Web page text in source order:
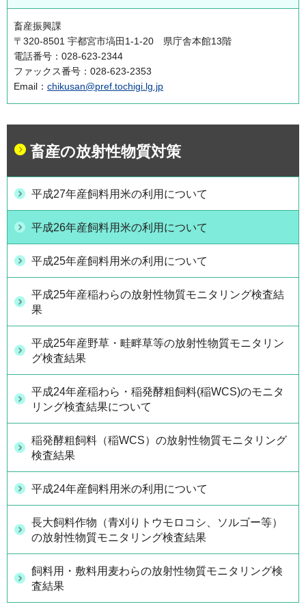
畜産振興課
〒320-8501 宇都宮市塙田1-1-20 県庁舎本館13階
電話番号：028-623-2344
ファックス番号：028-623-2353
Email： chikusan@pref.tochigi.lg.jp
畜産の放射性物質対策
平成27年産飼料用米の利用について
平成26年産飼料用米の利用について
平成25年産飼料用米の利用について
平成25年産稲わらの放射性物質モニタリング検査結
果
平成25年産野草・畦畔草等の放射性物質モニタリン
グ検査結果
平成24年産稲わら・稲発酵粗飼料(稲WCS)のモニタ
リング検査結果について
稲発酵粗飼料（稲WCS）の放射性物質モニタリング
検査結果
平成24年産飼料用米の利用について
長大飼料作物（青刈りトウモロコシ、ソルゴー等）
の放射性物質モニタリング検査結果
飼料用・敷料用麦わらの放射性物質モニタリング検
査結果